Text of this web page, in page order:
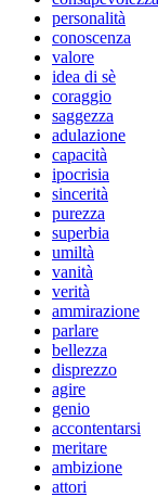
personalità
conoscenza
valore
idea di sè
coraggio
saggezza
adulazione
capacità
ipocrisia
sincerità
purezza
superbia
umiltà
vanità
verità
ammirazione
parlare
bellezza
disprezzo
agire
genio
accontentarsi
meritare
ambizione
attori